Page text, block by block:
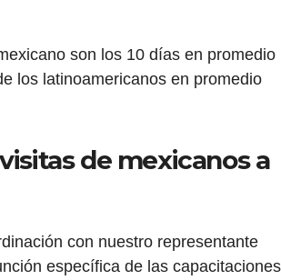
son los 10 días en promedio
los latinoamericanos en promedio
de mexicanos a
con nuestro representante
específica de las capacitaciones